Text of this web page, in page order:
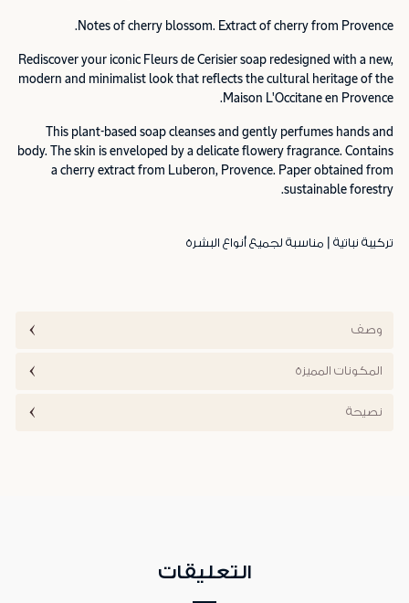
Notes of cherry blossom. Extract of cherry from Provence.
Rediscover your iconic Fleurs de Cerisier soap redesigned with a new,
modern and minimalist look that reflects the cultural heritage of the
Maison L'Occitane en Provence.
This plant-based soap cleanses and gently perfumes hands and
body. The skin is enveloped by a delicate flowery fragrance. Contains
a cherry extract from Luberon, Provence. Paper obtained from
sustainable forestry.
تركيبة نباتية | مناسبة لجميع أنواع البشرة
وصف
المكونات المميزة
نصيحة
التعليقات